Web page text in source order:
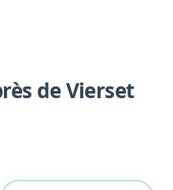
de Vierset